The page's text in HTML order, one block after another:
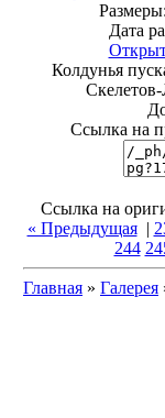
Дата
Колдунья
Ссылка на
Ссылка на
« Предыдущая|
244
Главная » Галерея